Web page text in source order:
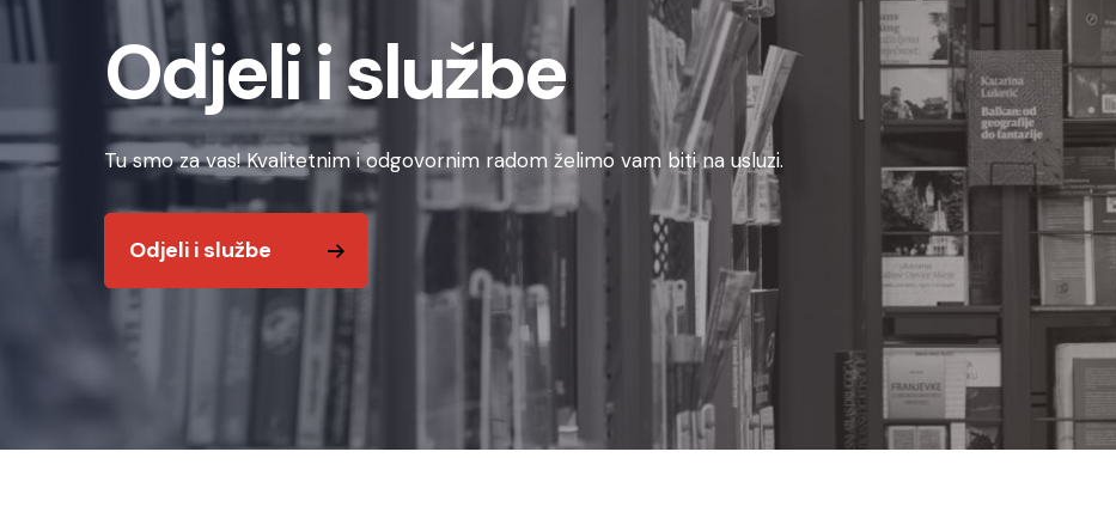
Odjeli i službe
Tu smo za vas! Kvalitetnim i odgovornim radom želimo vam biti na usluzi.
Odjeli i službe